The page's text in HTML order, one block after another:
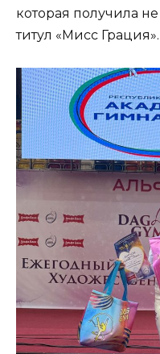
которая получила не
титул «Мисс Грация».